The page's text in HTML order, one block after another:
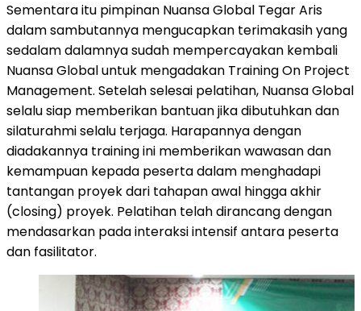
Sementara itu pimpinan Nuansa Global Tegar Aris
dalam sambutannya mengucapkan terimakasih yang
sedalam dalamnya sudah mempercayakan kembali
Nuansa Global untuk mengadakan Training On Project
Management. Setelah selesai pelatihan, Nuansa Global
selalu siap memberikan bantuan jika dibutuhkan dan
silaturahmi selalu terjaga. Harapannya dengan
diadakannya training ini memberikan wawasan dan
kemampuan kepada peserta dalam menghadapi
tantangan proyek dari tahapan awal hingga akhir
(closing) proyek. Pelatihan telah dirancang dengan
mendasarkan pada interaksi intensif antara peserta
dan fasilitator.